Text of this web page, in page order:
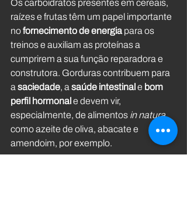
Os carboidratos presentes em cereais,
raízes e frutas têm um papel importante
no fornecimento de energia para os
treinos e auxiliam as proteínas a
cumprirem a sua função reparadora e
construtora. Gorduras contribuem para
a saciedade, a saúde intestinal e bom
perfil hormonal e devem vir,
especialmente, de alimentos in natura,
como azeite de oliva, abacate e
amendoim, por exemplo.